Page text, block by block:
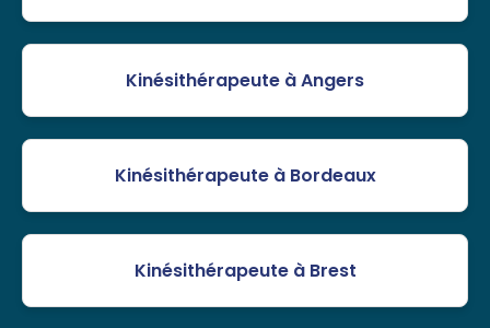
Kinésithérapeute à Angers
Kinésithérapeute à Bordeaux
Kinésithérapeute à Brest